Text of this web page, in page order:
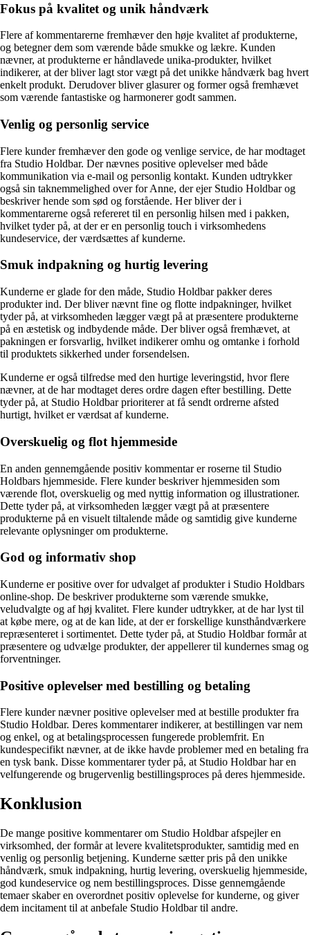
Fokus på kvalitet og unik håndværk
Flere af kommentarerne fremhæver den høje kvalitet af produkterne,
og betegner dem som værende både smukke og lækre. Kunden
nævner, at produkterne er håndlavede unika-produkter, hvilket
indikerer, at der bliver lagt stor vægt på det unikke håndværk bag hvert
enkelt produkt. Derudover bliver glasurer og former også fremhævet
som værende fantastiske og harmonerer godt sammen.
Venlig og personlig service
Flere kunder fremhæver den gode og venlige service, de har modtaget
fra Studio Holdbar. Der nævnes positive oplevelser med både
kommunikation via e-mail og personlig kontakt. Kunden udtrykker
også sin taknemmelighed over for Anne, der ejer Studio Holdbar og
beskriver hende som sød og forstående. Her bliver der i
kommentarerne også refereret til en personlig hilsen med i pakken,
hvilket tyder på, at der er en personlig touch i virksomhedens
kundeservice, der værdsættes af kunderne.
Smuk indpakning og hurtig levering
Kunderne er glade for den måde, Studio Holdbar pakker deres
produkter ind. Der bliver nævnt fine og flotte indpakninger, hvilket
tyder på, at virksomheden lægger vægt på at præsentere produkterne
på en æstetisk og indbydende måde. Der bliver også fremhævet, at
pakningen er forsvarlig, hvilket indikerer omhu og omtanke i forhold
til produktets sikkerhed under forsendelsen.
Kunderne er også tilfredse med den hurtige leveringstid, hvor flere
nævner, at de har modtaget deres ordre dagen efter bestilling. Dette
tyder på, at Studio Holdbar prioriterer at få sendt ordrerne afsted
hurtigt, hvilket er værdsat af kunderne.
Overskuelig og flot hjemmeside
En anden gennemgående positiv kommentar er roserne til Studio
Holdbars hjemmeside. Flere kunder beskriver hjemmesiden som
værende flot, overskuelig og med nyttig information og illustrationer.
Dette tyder på, at virksomheden lægger vægt på at præsentere
produkterne på en visuelt tiltalende måde og samtidig give kunderne
relevante oplysninger om produkterne.
God og informativ shop
Kunderne er positive over for udvalget af produkter i Studio Holdbars
online-shop. De beskriver produkterne som værende smukke,
veludvalgte og af høj kvalitet. Flere kunder udtrykker, at de har lyst til
at købe mere, og at de kan lide, at der er forskellige kunsthåndværkere
repræsenteret i sortimentet. Dette tyder på, at Studio Holdbar formår at
præsentere og udvælge produkter, der appellerer til kundernes smag og
forventninger.
Positive oplevelser med bestilling og betaling
Flere kunder nævner positive oplevelser med at bestille produkter fra
Studio Holdbar. Deres kommentarer indikerer, at bestillingen var nem
og enkel, og at betalingsprocessen fungerede problemfrit. En
kundespecifikt nævner, at de ikke havde problemer med en betaling fra
en tysk bank. Disse kommentarer tyder på, at Studio Holdbar har en
velfungerende og brugervenlig bestillingsproces på deres hjemmeside.
Konklusion
De mange positive kommentarer om Studio Holdbar afspejler en
virksomhed, der formår at levere kvalitetsprodukter, samtidig med en
venlig og personlig betjening. Kunderne sætter pris på den unikke
håndværk, smuk indpakning, hurtig levering, overskuelig hjemmeside,
god kundeservice og nem bestillingsproces. Disse gennemgående
temaer skaber en overordnet positiv oplevelse for kunderne, og giver
dem incitament til at anbefale Studio Holdbar til andre.